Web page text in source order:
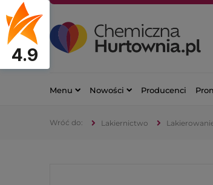
Menu Nowości Producenci
Lakiernictwo
4.9